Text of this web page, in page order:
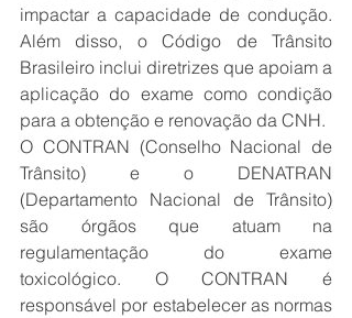
impactar a capacidade de condução.
Além disso, o Código de Trânsito
Brasileiro inclui diretrizes que apoiam a
aplicação do exame como condição
para a obtenção e renovação da CNH.
O CONTRAN (Conselho Nacional de
Trânsito) e o DENATRAN
(Departamento Nacional de Trânsito)
são órgãos que atuam na
regulamentação do exame
toxicológico. O CONTRAN é
responsável por estabelecer as normas